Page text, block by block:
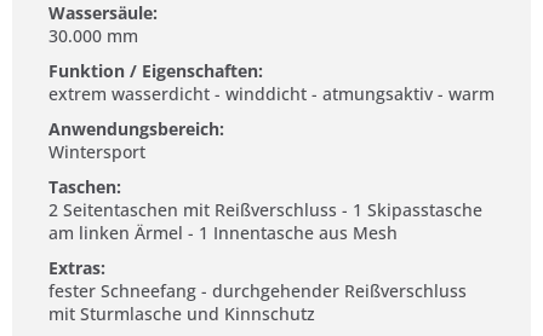
Wassersäule:
30.000 mm
Funktion / Eigenschaften:
extrem wasserdicht - winddicht - atmungsaktiv - warm
Anwendungsbereich:
Wintersport
Taschen:
2 Seitentaschen mit Reißverschluss - 1 Skipasstasche
am linken Ärmel - 1 Innentasche aus Mesh
Extras:
fester Schneefang - durchgehender Reißverschluss
mit Sturmlasche und Kinnschutz